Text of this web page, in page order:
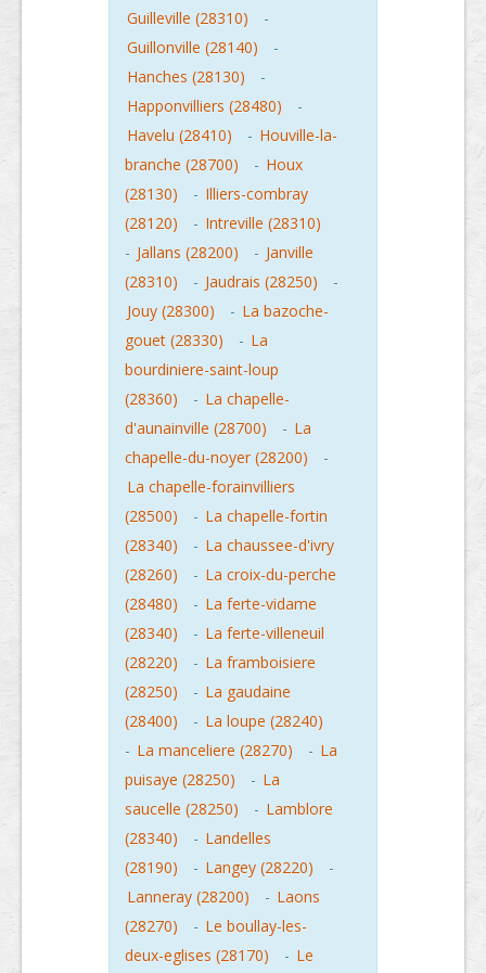
Guilleville (28310)
-
Guillonville (28140)
-
Hanches (28130)
-
Happonvilliers (28480)
-
Havelu (28410)
- Houville-la-
branche (28700)
- Houx
(28130)
- Illiers-combray
(28120)
- Intreville (28310)
- Jallans (28200) - Janville
(28310)
- Jaudrais (28250)
-
Jouy (28300)
- La bazoche-
gouet (28330)
- La
bourdiniere-saint-loup
(28360)
- La chapelle-
d'aunainville (28700)
- La
chapelle-du-noyer (28200)
-
La chapelle-forainvilliers
(28500)
- La chapelle-fortin
(28340)
- La chaussee-d'ivry
(28260)
- La croix-du-perche
(28480)
- La ferte-vidame
(28340)
- La ferte-villeneuil
(28220)
- La framboisiere
(28250)
- La gaudaine
(28400)
- La loupe (28240)
- La manceliere (28270) - La
puisaye (28250)
- La
saucelle (28250)
- Lamblore
(28340)
- Landelles
(28190)
- Langey (28220)
-
Lanneray (28200)
- Laons
(28270)
- Le boullay-les-
deux-eglises (28170)
- Le